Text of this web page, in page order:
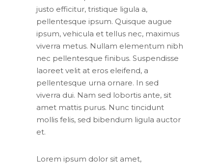
justo efficitur, tristique ligula a,
pellentesque ipsum. Quisque augue
ipsum, vehicula et tellus nec, maximus
viverra metus. Nullam elementum nibh
nec pellentesque finibus. Suspendisse
laoreet velit at eros eleifend, a
pellentesque urna ornare. In sed
viverra dui. Nam sed lobortis ante, sit
amet mattis purus. Nunc tincidunt
mollis felis, sed bibendum ligula auctor
et.
Lorem ipsum dolor sit amet,